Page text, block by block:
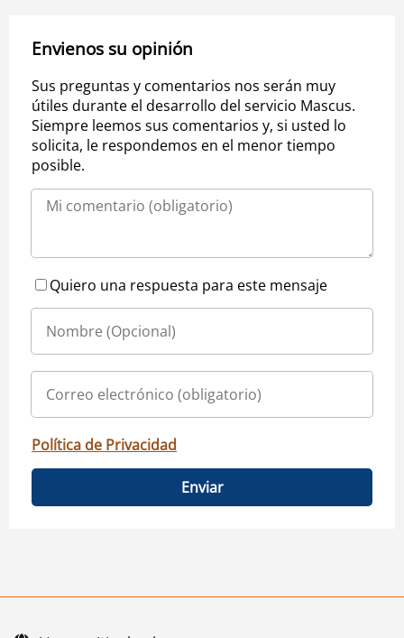
Envienos su opinión
Sus preguntas y comentarios nos serán muy
útiles durante el desarrollo del servicio Mascus.
Siempre leemos sus comentarios y, si usted lo
solicita, le respondemos en el menor tiempo
posible.
Quiero una respuesta para este mensaje
Política de Privacidad
Enviar